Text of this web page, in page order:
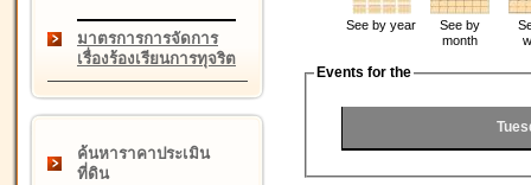
มาตรการการจัดการ
เรื่องร้องเรียนการทุจริต
ค้นหาราคาประเมิน
ที่ดิน
See by year
See by
month
Events for the